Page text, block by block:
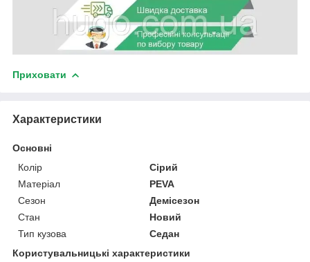
Приховати
Характеристики
Основні
Колір
Сірий
Матеріал
PEVA
Сезон
Демісезон
Стан
Новий
Тип кузова
Седан
Користувальницькі характеристики